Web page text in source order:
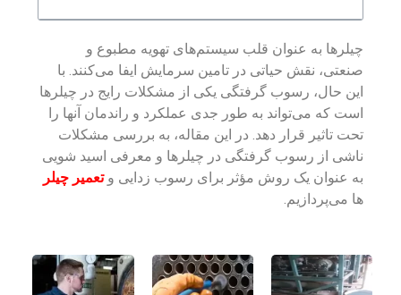
چیلرها به عنوان قلب سیستم‌های تهویه مطبوع و
صنعتی، نقش حیاتی در تامین سرمایش ایفا می‌کنند. با
این حال، رسوب گرفتگی یکی از مشکلات رایج در چیلرها
است که می‌تواند به طور جدی عملکرد و راندمان آنها را
تحت تاثیر قرار دهد. در این مقاله، به بررسی مشکلات
ناشی از رسوب گرفتگی در چیلرها و معرفی اسید شویی
به عنوان یک روش مؤثر برای رسوب زدایی وتعمیر چیلر
ها می‌پردازیم.